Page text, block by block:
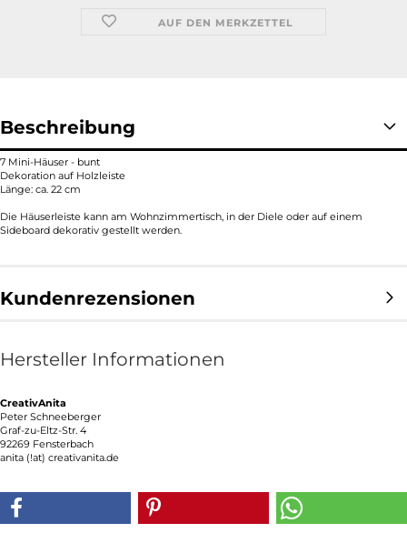
AUF DEN MERKZETTEL
Beschreibung
7 Mini-Häuser - bunt
Dekoration auf Holzleiste
Länge: ca. 22 cm
Die Häuserleiste kann am Wohnzimmertisch, in der Diele oder auf einem
Sideboard dekorativ gestellt werden.
Kundenrezensionen
Hersteller Informationen
CreativAnita
Peter Schneeberger
Graf-zu-Eltz-Str. 4
92269 Fensterbach
anita (!at) creativanita.de